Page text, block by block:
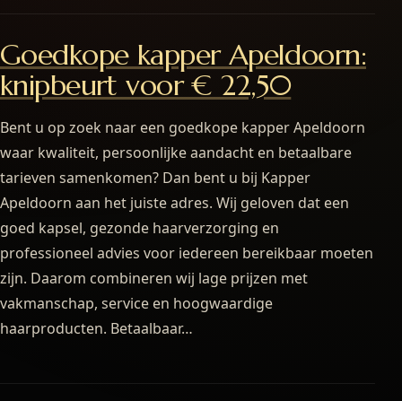
Goedkope kapper Apeldoorn:
knipbeurt voor € 22,50
Bent u op zoek naar een goedkope kapper Apeldoorn
waar kwaliteit, persoonlijke aandacht en betaalbare
tarieven samenkomen? Dan bent u bij Kapper
Apeldoorn aan het juiste adres. Wij geloven dat een
goed kapsel, gezonde haarverzorging en
professioneel advies voor iedereen bereikbaar moeten
zijn. Daarom combineren wij lage prijzen met
vakmanschap, service en hoogwaardige
haarproducten. Betaalbaar…